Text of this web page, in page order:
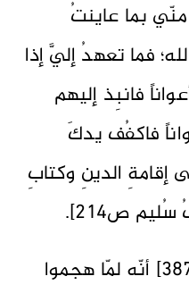
منّي بما عاينتُ
فما تعهدُ إليَّ إذا
فانبِذ إليهم
فاكفُف يدكَ
الدينِ وكتابِ
ص214].
وجاءَ في [كتابِ سُليم ص387] أنّه لمّا هجموا